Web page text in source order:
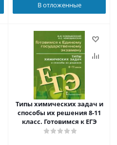
В отложенные
Типы химических задач и
способы их решения 8-11
класс. Готовимся к ЕГЭ